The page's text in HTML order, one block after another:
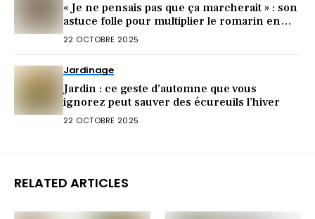
« Je ne pensais pas que ça marcherait » : son
astuce folle pour multiplier le romarin en
octobre
22 OCTOBRE 2025
Jardinage
Jardin : ce geste d’automne que vous
ignorez peut sauver des écureuils l’hiver
22 OCTOBRE 2025
RELATED ARTICLES